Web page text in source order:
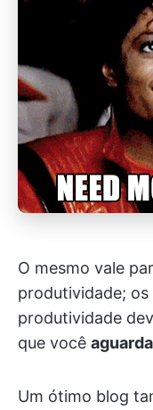
O mesmo vale
produtividade;
produtividade
que você
Um ótimo blog